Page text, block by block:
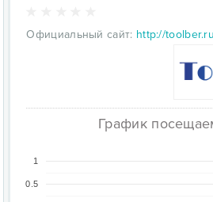
Официальный сайт: http://toolber.ru
График
0.5
1